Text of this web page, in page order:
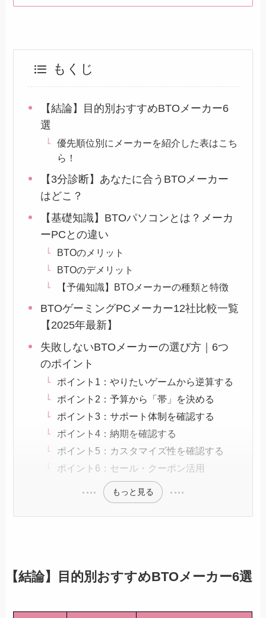
もくじ
【結論】目的別おすすめBTOメーカー6
選
優先順位別にメーカーを紹介した表はこち
ら！
【3分診断】あなたに合うBTOメーカー
はどこ？
【基礎知識】BTOパソコンとは？メーカ
ーPCとの違い
BTOのメリット
BTOのデメリット
【予備知識】BTOメーカーの種類と特徴
BTOゲーミングPCメーカー12社比較一覧
【2025年最新】
失敗しないBTOメーカーの選び方｜6つ
のポイント
ポイント1：やりたいゲームから逆算する
ポイント2：予算から「帯」を決める
ポイント3：サポート体制を確認する
ポイント4：納期を確認する
ポイント5：カスタマイズ性を確認する
ポイント6：セール・クーポン活用
もっと見る
【結論】目的別おすすめBTOメーカー6選